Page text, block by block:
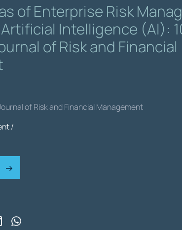
of Enterprise Risk
Intelligence (AI):
of Risk and Financial
of Risk and Financial Management
/